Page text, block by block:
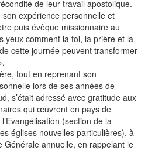
de leur travail apostolique.
expérience personnelle et
puis évêque missionnaire au
yeux comment la foi, la prière et la
cette journée peuvent transformer
tout en reprenant son
lors de ses années de
s’était adressé avec gratitude aux
qui œuvrent en pays de
(section de la
églises nouvelles particulières), à
Générale annuelle, en rappelant le